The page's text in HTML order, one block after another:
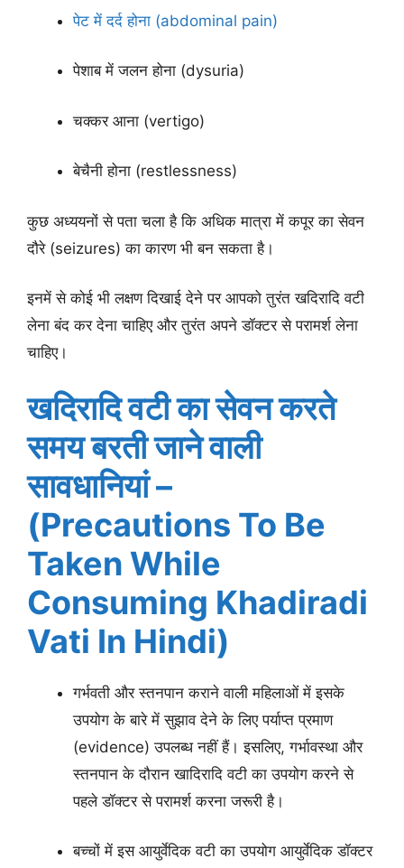
पेट में दर्द होना (abdominal pain)
पेशाब में जलन होना (dysuria)
चक्कर आना (vertigo)
बेचैनी होना (restlessness)
कुछ अध्ययनों से पता चला है कि अधिक मात्रा में कपूर का सेवन
दौरे (seizures) का कारण भी बन सकता है।
इनमें से कोई भी लक्षण दिखाई देने पर आपको तुरंत खदिरादि वटी
लेना बंद कर देना चाहिए और तुरंत अपने डॉक्टर से परामर्श लेना
चाहिए।
खदिरादि वटी का सेवन करते
समय बरती जाने वाली
सावधानियां –
(Precautions To Be
Taken While
Consuming Khadiradi
Vati In Hindi)
गर्भवती और स्तनपान कराने वाली महिलाओं में इसके
उपयोग के बारे में सुझाव देने के लिए पर्याप्त प्रमाण
(evidence) उपलब्ध नहीं हैं। इसलिए, गर्भावस्था और
स्तनपान के दौरान खादिरादि वटी का उपयोग करने से
पहले डॉक्टर से परामर्श करना जरूरी है।
बच्चों में इस आयुर्वेदिक वटी का उपयोग आयुर्वेदिक डॉक्टर